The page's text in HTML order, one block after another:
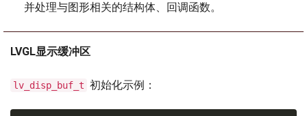
并处理与图形相关的结构体、回调函数。
LVGL显示缓冲区
lv_disp_buf_t 初始化示例：